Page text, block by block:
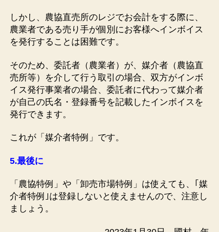
しかし、農協直売所のレジでお会計をする際に、
農業者である売り手が個別にお客様へインボイス
を発行することは困難です。
そのため、委託者（農業者）が、媒介者（農協直
売所等）を介して行う取引の場合、双方がインボ
イス発行事業者の場合、委託者に代わって媒介者
が自己の氏名・登録番号を記載したインボイスを
発行できます。
これが「媒介者特例」です。
5.最後に
「農協特例」や「卸売市場特例」は使えても、｢媒
介者特例｣は登録しないと使えませんので、注意し
ましょう。